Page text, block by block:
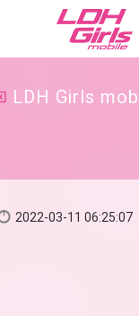
LDH Girls
2022-03-11 06:25:07